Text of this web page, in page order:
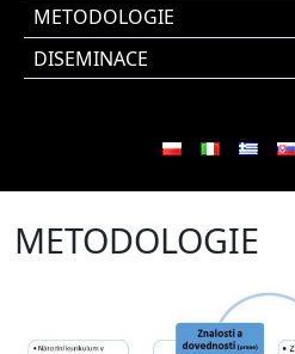
METODOLOGIE
DISEMINACE
METODOLOGIE